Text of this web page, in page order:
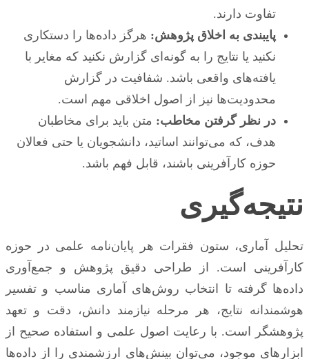
تفاوت دارند.
پایبندی به اخلاق پژوهش: هرگز داده‌ها را دستکاری
نکنید یا نتایج را به گونه‌ای گزارش نکنید که مغایر با
یافته‌های واقعی باشد. شفافیت در گزارش
محدودیت‌ها نیز از اصول اخلاقی مهم است.
در نظر گرفتن مخاطب: متن باید برای مخاطبان
هدف، که می‌توانند اساتید، دانشجویان یا حتی فعالان
حوزه کارآفرینی باشند، قابل فهم باشد.
نتیجه‌گیری
تحلیل آماری، ستون فقرات هر پایان‌نامه علمی در حوزه
کارآفرینی است. از طراحی دقیق پژوهش و جمع‌آوری
داده‌ها گرفته تا انتخاب روش‌های آماری مناسب و تفسیر
هوشمندانه نتایج، هر مرحله نیازمند دانش، دقت و تعهد
پژوهشگر است. با رعایت اصول علمی و استفاده صحیح از
ابزارهای موجود، می‌توان بینش‌های ارزشمندی را از داده‌ها